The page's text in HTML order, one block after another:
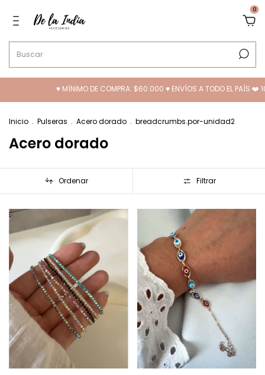
0
DE COMPRA: $60.000 ♥ ENVÍOS A TODO EL PAÍS ❤️ 10% OFF
Inicio . Pulseras . Acero dorado . breadcrumbs.por-unidad2
Acero dorado
Ordenar Filtrar